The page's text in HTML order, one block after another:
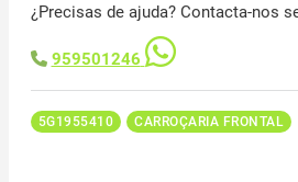
¿Precisas de ajuda? Contacta-nos
959501246
5G1955410 CARROÇARIA FRONTAL